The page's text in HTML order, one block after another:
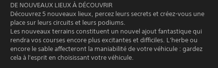
DE NOUVEAUX LIEUX À DÉCOUVRIR
Découvrez 5 nouveaux lieux, percez leurs secrets et créez-vous une
place sur leurs circuits et leurs podiums.
Les nouveaux terrains constituent un nouvel ajout fantastique qui
rendra vos courses encore plus excitantes et difficiles. L'herbe ou
encore le sable affecteront la maniabilité de votre véhicule : gardez
cela à l'esprit en choisissant votre véhicule.